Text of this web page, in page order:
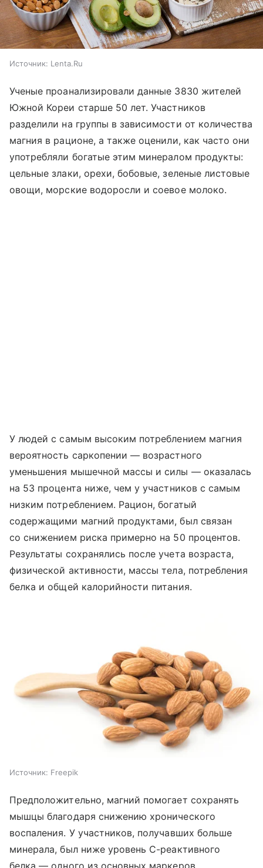
Источник: Lenta.Ru
Ученые проанализировали данные 3830 жителей
Южной Кореи старше 50 лет. Участников
разделили на группы в зависимости от количества
магния в рационе, а также оценили, как часто они
употребляли богатые этим минералом продукты:
цельные злаки, орехи, бобовые, зеленые листовые
овощи, морские водоросли и соевое молоко.
У людей с самым высоким потреблением магния
вероятность саркопении — возрастного
уменьшения мышечной массы и силы — оказалась
на 53 процента ниже, чем у участников с самым
низким потреблением. Рацион, богатый
содержащими магний продуктами, был связан
со снижением риска примерно на 50 процентов.
Результаты сохранялись после учета возраста,
физической активности, массы тела, потребления
белка и общей калорийности питания.
Источник: Freepik
Предположительно, магний помогает сохранять
мышцы благодаря снижению хронического
воспаления. У участников, получавших больше
минерала, был ниже уровень С-реактивного
белка — одного из основных маркеров